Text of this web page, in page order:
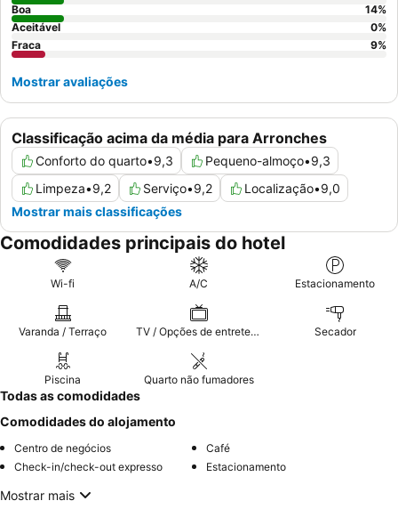
Classificação acima da média para Arronches
Conforto do quarto•9,3 Pequeno-almoço•9,3
Limpeza•9,2 Serviço•9,2 Localização•9,0
Mostrar mais classificações
Boa
14%
Aceitável
0%
Fraca
9%
Mostrar avaliações
Comodidades principais do hotel
Wi-fi A/C Estacionamento
Varanda / Terraço TV / Opções de entretenimento Secador
Piscina Quarto não fumadores
Todas as comodidades
Comodidades do alojamento
Centro de negócios
Café
Check-in/check-out expresso
Estacionamento
Mostrar mais